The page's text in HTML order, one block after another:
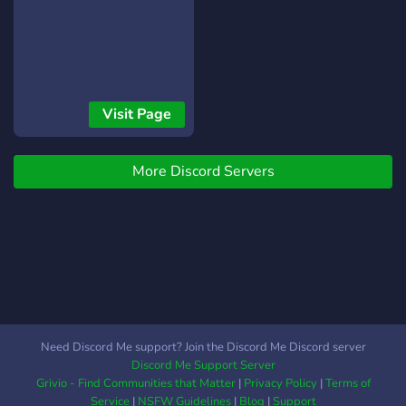
Visit Page
More Discord Servers
Need Discord Me support? Join the Discord Me Discord server
Discord Me Support Server
Grivio - Find Communities that Matter| Privacy Policy|Terms of
Service| NSFW Guidelines| Blog |Support